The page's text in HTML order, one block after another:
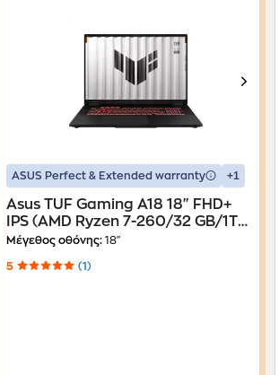
ASUS Perfect & Extended warranty +1
Asus TUF Gaming A18 18" FHD+
IPS (AMD Ryzen 7-260/32 GB/1TB
SSD/GeForce RTX
Μέγεθος οθόνης: 18"
5 (1)